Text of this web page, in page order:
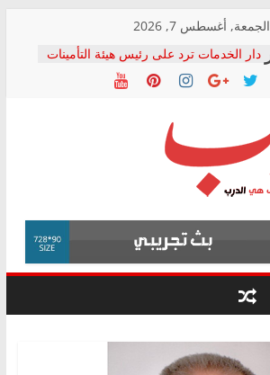
الجمعة, أغسطس 7, 2026
دار الخدمات ترد على رئيس هيئة التأمينات
بعد مؤتمره الصحفي: إنكار الأزمة لا ينهي
معاناة أصحاب المعاشات.. ونطالب بكشف
فرحات سليمان يكتب: القطاع الصحي إلى
أين؟
حزب التحالف الشعبي يطلق لجنة “الحق
في الصحة” بالإسكندرية لرصد الانتهاكات
ودعم المرضى
الوزاري لمدينة الصحفيين.. وانتهاء أعمال
إنشاء المبنى الإداري
المجلس القومي لحقوق الإنسان يعلن
متابعة قضية الدكتور محمد زهران.. ويؤكد:
قرينة البراءة وضمانات المحاكمة العادلة